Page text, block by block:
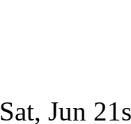
Sat, Jun